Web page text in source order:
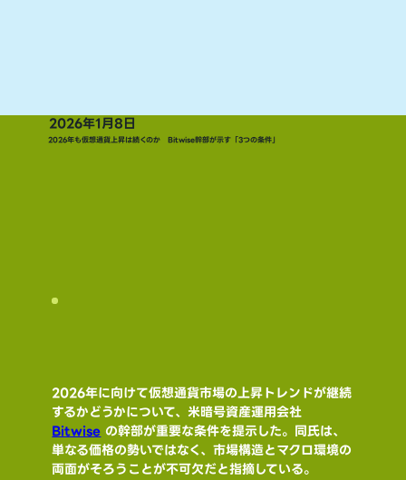
2026年1月8日
2026年も仮想通貨上昇は続くのか Bitwise幹部が示す「3つの条件」
2026年に向けて仮想通貨市場の上昇トレンドが継続
するかどうかについて、米暗号資産運用会社
Bitwise の幹部が重要な条件を提示した。同氏は、
単なる価格の勢いではなく、市場構造とマクロ環境の
両面がそろうことが不可欠だと指摘している。